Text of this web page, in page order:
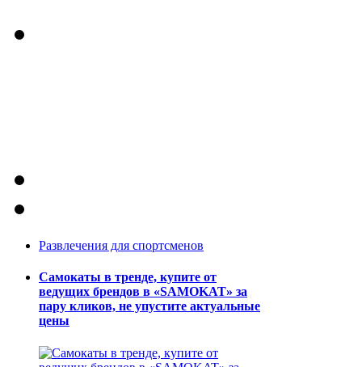
Развлечения для спортсменов
Самокаты в тренде, купите от
ведущих брендов в «SAMOKAT» за
пару кликов, не упустите актуальные
цены